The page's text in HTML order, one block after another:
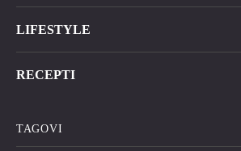
LIFESTYLE
RECEPTI
TAGOVI